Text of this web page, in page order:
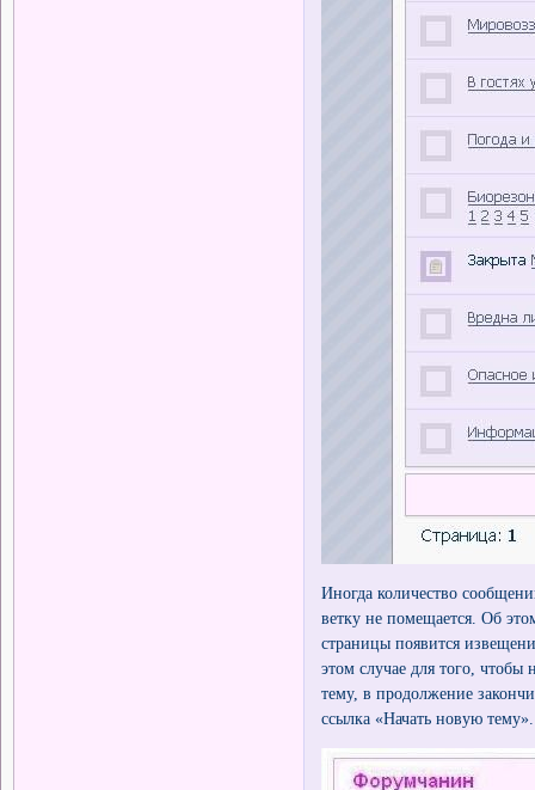
Иногда количество
ветку не помещается. Об
страницы появится
этом случае для того,
тему, в продолжение
ссылка «Начать новую тему».